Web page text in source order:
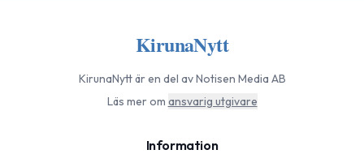
KirunaNytt
KirunaNyttär en del av Notisen Media AB
Läs mer om ansvarig utgivare
Information